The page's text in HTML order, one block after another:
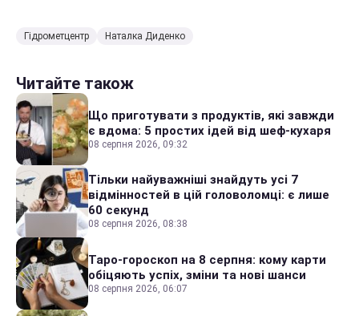
Гідрометцентр Наталка Диденко
Читайте також
Що приготувати з продуктів, які завжди
є вдома: 5 простих ідей від шеф-кухаря
08 серпня 2026, 09:32
Тільки найуважніші знайдуть усі 7
відмінностей в цій головоломці: є лише
60 секунд
08 серпня 2026, 08:38
Таро-гороскоп на 8 серпня: кому карти
обіцяють успіх, зміни та нові шанси
08 серпня 2026, 06:07